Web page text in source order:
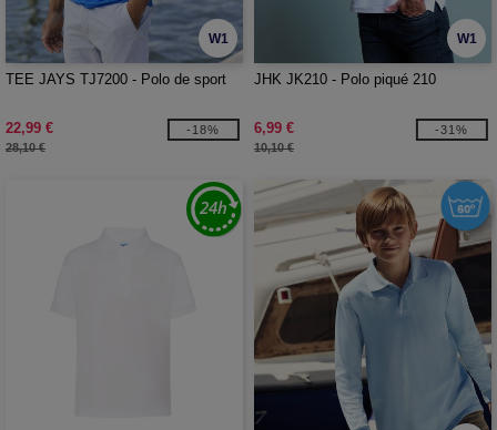
W1
TEE JAYS TJ7200 - Polo de sport
22,99 €
28,10 €
-18%
W1
JHK JK210 - Polo piqué 210
6,99 €
10,10 €
-31%